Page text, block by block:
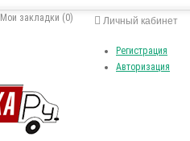
Личный кабинет
Регистрация
Авторизация
Мои закладки (0)